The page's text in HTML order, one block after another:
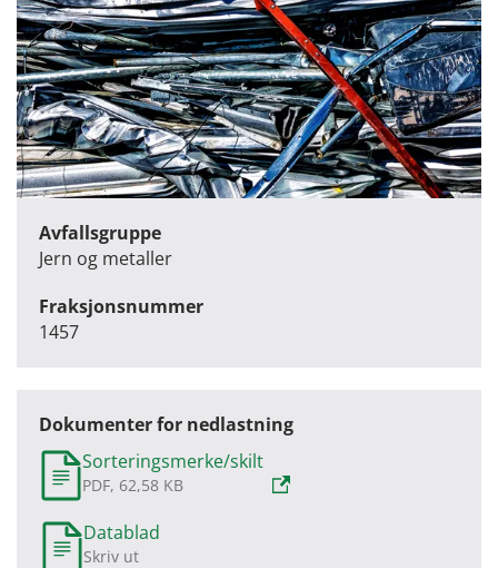
Avfallsgruppe
Jern og metaller
Fraksjonsnummer
1457
Dokumenter for nedlastning
Sorteringsmerke/skilt
PDF, 62,58 KB
Datablad
Skriv ut